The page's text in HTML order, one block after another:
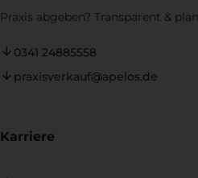
Praxis abgeben? Transparent &
0341 24885558
praxisverkauf@apelos.de
Karriere